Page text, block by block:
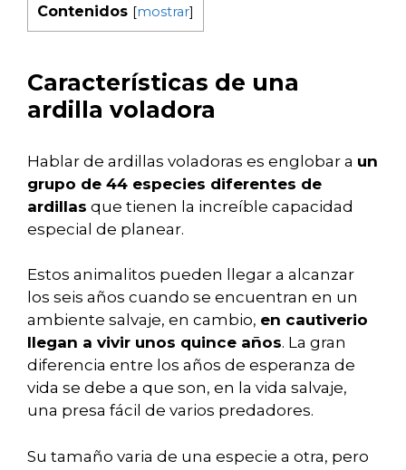
Contenidos [mostrar]
Características de una
ardilla voladora
Hablar de ardillas voladoras es englobar a un
grupo de 44 especies diferentes de
ardillas que tienen la increíble capacidad
especial de planear.
Estos animalitos pueden llegar a alcanzar
los seis años cuando se encuentran en un
ambiente salvaje, en cambio, en cautiverio
llegan a vivir unos quince años. La gran
diferencia entre los años de esperanza de
vida se debe a que son, en la vida salvaje,
una presa fácil de varios predadores.
Su tamaño varia de una especie a otra, pero